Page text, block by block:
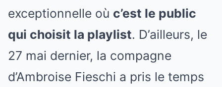
exceptionnelle où c’est le public
qui choisit la playlist. D’ailleurs, le
27 mai dernier, la compagne
d’Ambroise Fieschi a pris le temps